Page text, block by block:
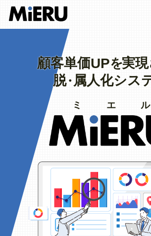
顧客単価UPを実現
脱・属人化シス
ミエ